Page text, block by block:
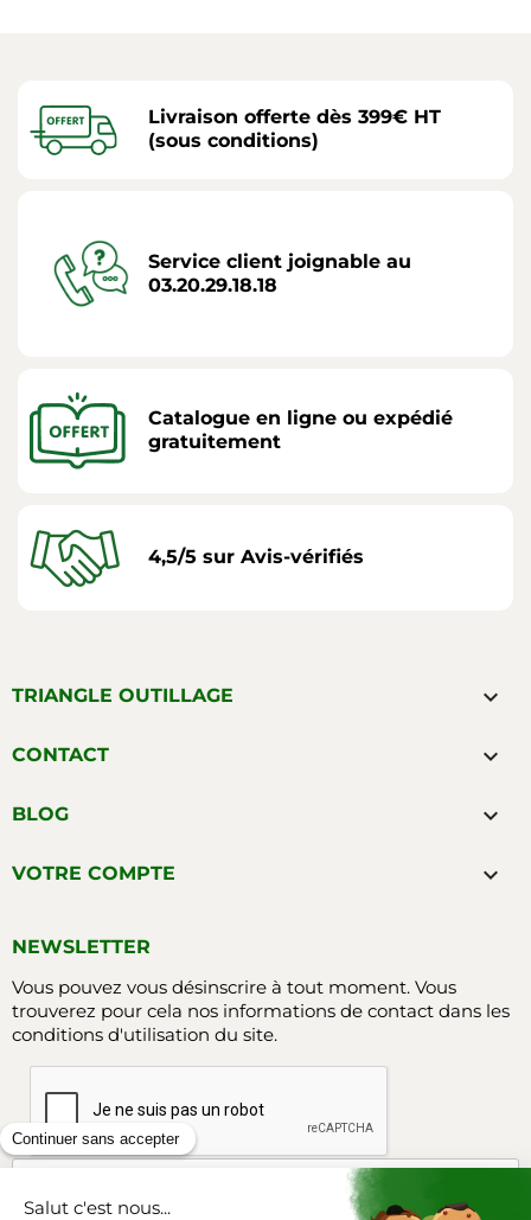
Livraison offerte dès 399€ HT
(sous conditions)
Service client joignable au
03.20.29.18.18
Catalogue en ligne ou expédié
gratuitement
4,5/5 sur Avis-vérifiés
TRIANGLE OUTILLAGE 
CONTACT 
BLOG 
VOTRE COMPTE 
NEWSLETTER
Vous pouvez vous désinscrire à tout moment. Vous
trouverez pour cela nos informations de contact dans les
conditions d'utilisation du site.